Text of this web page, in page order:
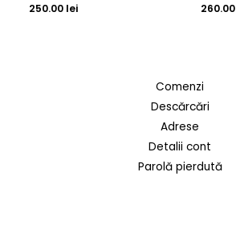
250.00 lei 260.00
Comenzi
Descărcări
Adrese
Detalii cont
Parolă pierdută